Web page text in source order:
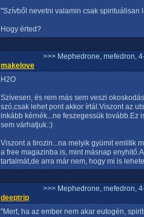
"Szívből nevetni valamin csak spirituálisan
Hogy érted?
>>> Mephedrone, mefedron,
makelove
H2O
Szívesen, és rem más sem veszi
szó,csak lehet pont akkor írtál.Viszont az
inkább kérnék...ne feszegessük tovább.Ez
sem várhatjuk.:)
Viszont a tirozin...na melyik gyümit emlitik
a free magazinba is, mint másnap
tartalmát,de arra már nem, hogy mi is
>>> Mephedrone, mefedron,
deeptrip
"Mert, ha az ember nem akar eutogén,